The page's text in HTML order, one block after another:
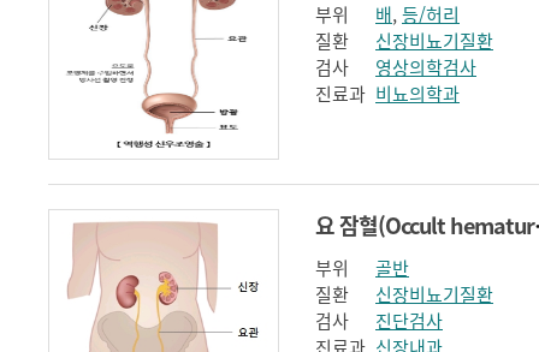
부위 배,등/허리
질환
신장비뇨기질환
검사
영상의학검사
진료과 비뇨의학과
요
부위
골반
질환
신장비뇨기질환
검사
진단검사